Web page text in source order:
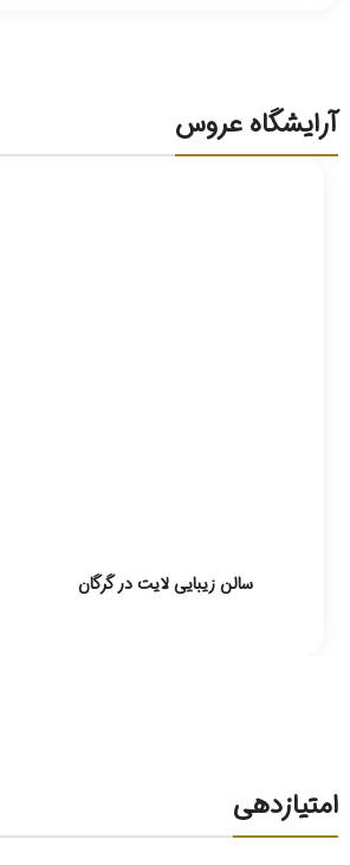
آرایشگاه عروس
سالن زیبایی لایت در گرگان
امتیازدهی